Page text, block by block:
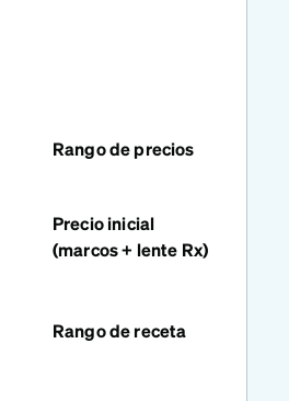
Rango de precios
Precio inicial
(marcos + lente Rx)
Rango de receta